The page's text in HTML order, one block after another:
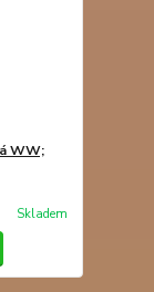
WW;
Skladem